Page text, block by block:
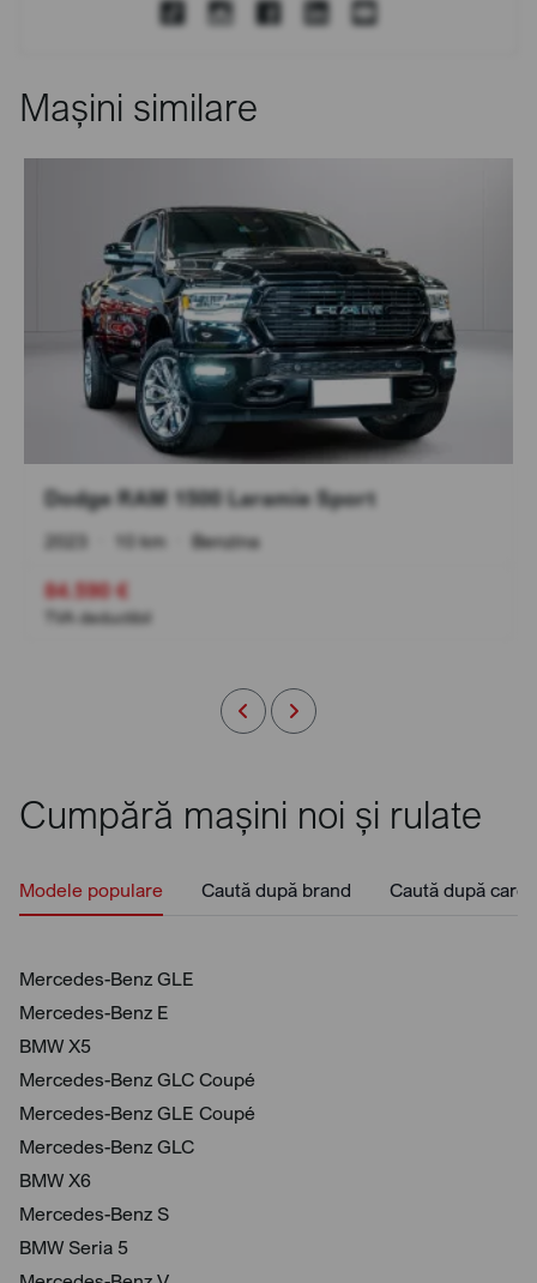
Mașini similare
Dodge RAM 1500 Laramie Sport
2023 10 km Benzina
84.590 €
TVA deductibil
Cumpără mașini noi și rulate
Modele populare Caută după brand Caută după
Mercedes-Benz GLE
Mercedes-Benz E
BMW X5
Mercedes-Benz GLC Coupé
Mercedes-Benz GLE Coupé
Mercedes-Benz GLC
BMW X6
Mercedes-Benz S
BMW Seria 5